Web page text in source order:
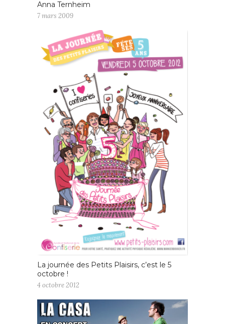
Anna Ternheim
7 mars 2009
La journée des Petits Plaisirs, c’est le 5
octobre !
4 octobre 2012